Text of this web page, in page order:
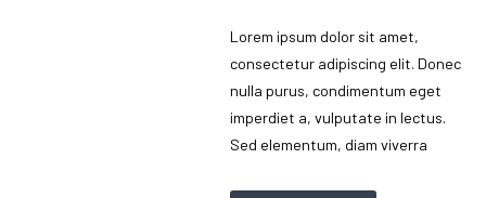
Lorem ipsum dolor sit amet,
consectetur adipiscing elit. Donec
nulla purus, condimentum eget
imperdiet a, vulputate in lectus.
Sed elementum, diam viverra